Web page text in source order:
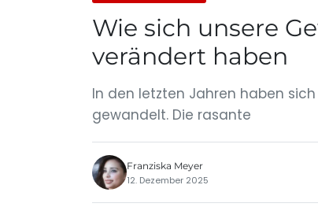
Wie sich unsere
verändert haben
In den letzten Jahren haben
gewandelt. Die rasante
Franziska Meyer
12. Dezember 2025